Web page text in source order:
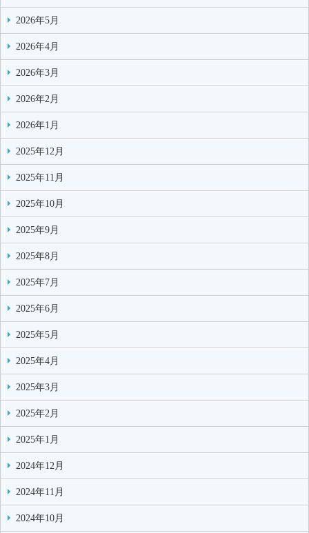
2026年5月
2026年4月
2026年3月
2026年2月
2026年1月
2025年12月
2025年11月
2025年10月
2025年9月
2025年8月
2025年7月
2025年6月
2025年5月
2025年4月
2025年3月
2025年2月
2025年1月
2024年12月
2024年11月
2024年10月